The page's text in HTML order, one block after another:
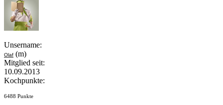
Unsername:
Olaf (m)
Mitglied seit:
10.09.2013
Kochpunkte:
6488 Punkte